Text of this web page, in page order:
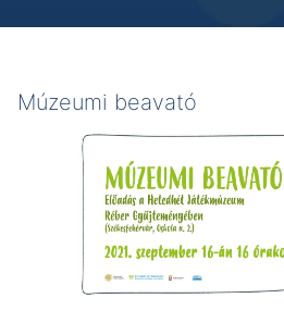
Múzeumi beavató